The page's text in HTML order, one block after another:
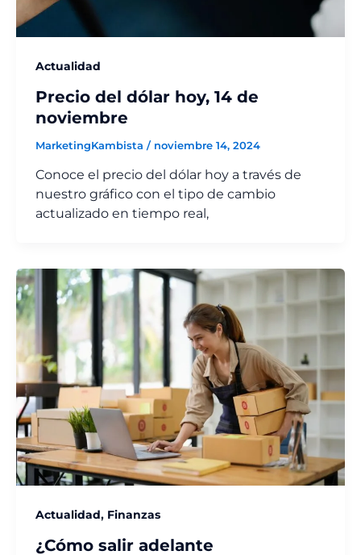
Actualidad
Precio del dólar hoy, 14 de
noviembre
MarketingKambista / noviembre 14, 2024
Conoce el precio del dólar hoy a través de
nuestro gráfico con el tipo de cambio
actualizado en tiempo real,
Actualidad, Finanzas
¿Cómo salir adelante